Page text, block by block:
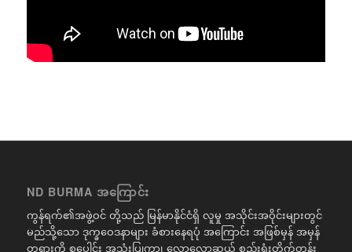
ND BURMA အကြောင်း
ကွန်ရက်၏အဖွဲ့ဝင် တို့သည် မြန်မာနိုင်ငံရှိ လူမှု အသိုင်းအဝိုင်းများတွင်
မည်သို့သော ဒုက္ခဝေဒနာများ ခံစားနေရပုံ အကြောင်း အဖြစ်မှန် အမှန်
တရားကို စုပေါင်း အသုံးပြုကာ၊ လောလောဆယ် စည်းရုံးတိုက်တွန်း